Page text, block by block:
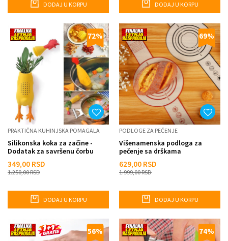
DODAJ U KORPU DODAJ U KORPU
72%
PRAKTIČNA KUHINJSKA POMAGALA
Silikonska koka za začine -
Dodatak za savršenu čorbu
349,00 RSD
1.250,00RSD
DODAJ U KORPU
69%
PODLOGE ZA PEČENJE
Višenamenska podloga za
pečenje sa drškama
629,00 RSD
1.999,00RSD
DODAJ U KORPU
56% 74%